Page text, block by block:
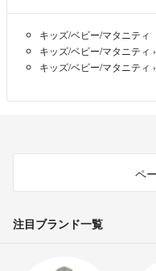
キッズ/ベビー/マタニティ
キッズ/ベビー/マタニティ ›
キッズ/ベビー/マタニティ ›
ペ
注目ブランド一覧